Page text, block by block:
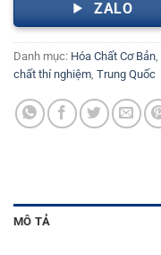
ZALO
Danh mục: Hóa Chất Cơ Bản
chất thí nghiệm Trung Quốc
MÔ TẢ